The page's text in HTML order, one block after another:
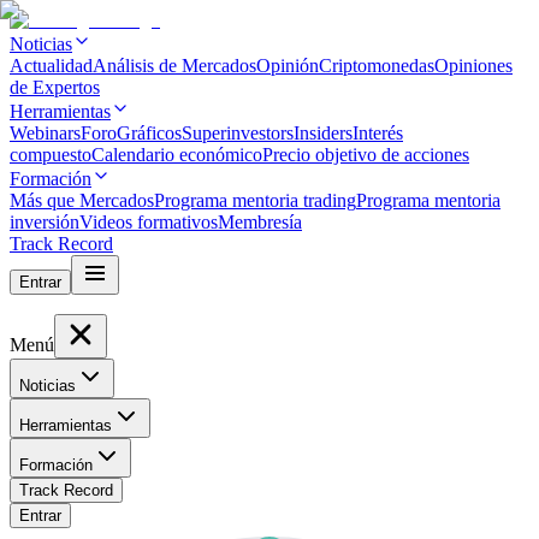
Noticias
ActualidadAnálisis de MercadosOpiniónCriptomonedasOpiniones
de Expertos
Herramientas
WebinarsForoGráficosSuperinvestorsInsidersInterés
compuestoCalendario económicoPrecio objetivo de acciones
Formación
Más que MercadosPrograma mentoria tradingPrograma mentoria
inversiónVideos formativosMembresía
Track Record
Entrar
Menú
Noticias
Herramientas
Formación
Track Record
Entrar